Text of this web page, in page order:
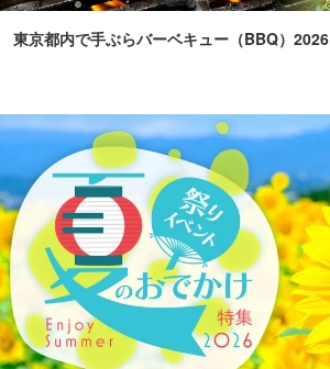
東京都内で手ぶらバーベキュー（BBQ）2026